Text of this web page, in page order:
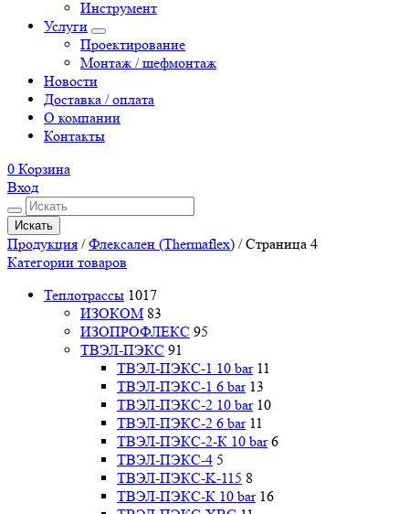
Инструмент
Услуги
Проектирование
Монтаж / шефмонтаж
Новости
Доставка / оплата
О компании
Контакты
0 Корзина
Вход
Искать
Продукция /Флексален (Thermaflex) /Страница 4
Категории товаров
Теплотрассы 1017
ИЗОКОМ 83
ИЗОПРОФЛЕКС 95
ТВЭЛ-ПЭКС 91
ТВЭЛ-ПЭКС-1 10 bar 11
ТВЭЛ-ПЭКС-1 6 bar 13
ТВЭЛ-ПЭКС-2 10 bar 10
ТВЭЛ-ПЭКС-2 6 bar 11
ТВЭЛ-ПЭКС-2-К 10 bar 6
ТВЭЛ-ПЭКС-4 5
ТВЭЛ-ПЭКС-K-115 8
ТВЭЛ-ПЭКС-К 10 bar 16